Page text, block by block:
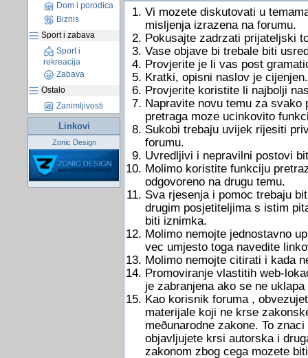
Dom i porodica
Biznis
Sport i zabava
Sport i
rekreacija
Zabava
Ostalo
Zanimljivosti
Linkovi
Zonic Design
Vi mozete diskutovati u
misljenja izrazena na forumu.
Pokusajte zadrzati prijateljski
Vase objave bi trebale biti
Provjerite je li vas post
Kratki, opisni naslov je cijenjen.
Provjerite koristite li najbolji
Napravite novu temu za
pretraga moze ucinkovito
Sukobi trebaju uvijek rijesiti
forumu.
Uvredljivi i nepravilni postovi
Molimo koristite funkciju
odgovoreno na drugu temu.
Sva rjesenja i pomoc trebaju
drugim posjetiteljima s istim
biti iznimka.
Molimo nemojte jednostavno
vec umjesto toga navedite
Molimo nemojte citirati i kada
Promoviranje vlastitih web-
je zabranjena ako se ne uklapa
Kao korisnik foruma ,
materijale koji ne krse
meðunarodne zakone. To
objavljujete krsi autorska i
zakonom zbog cega mozete